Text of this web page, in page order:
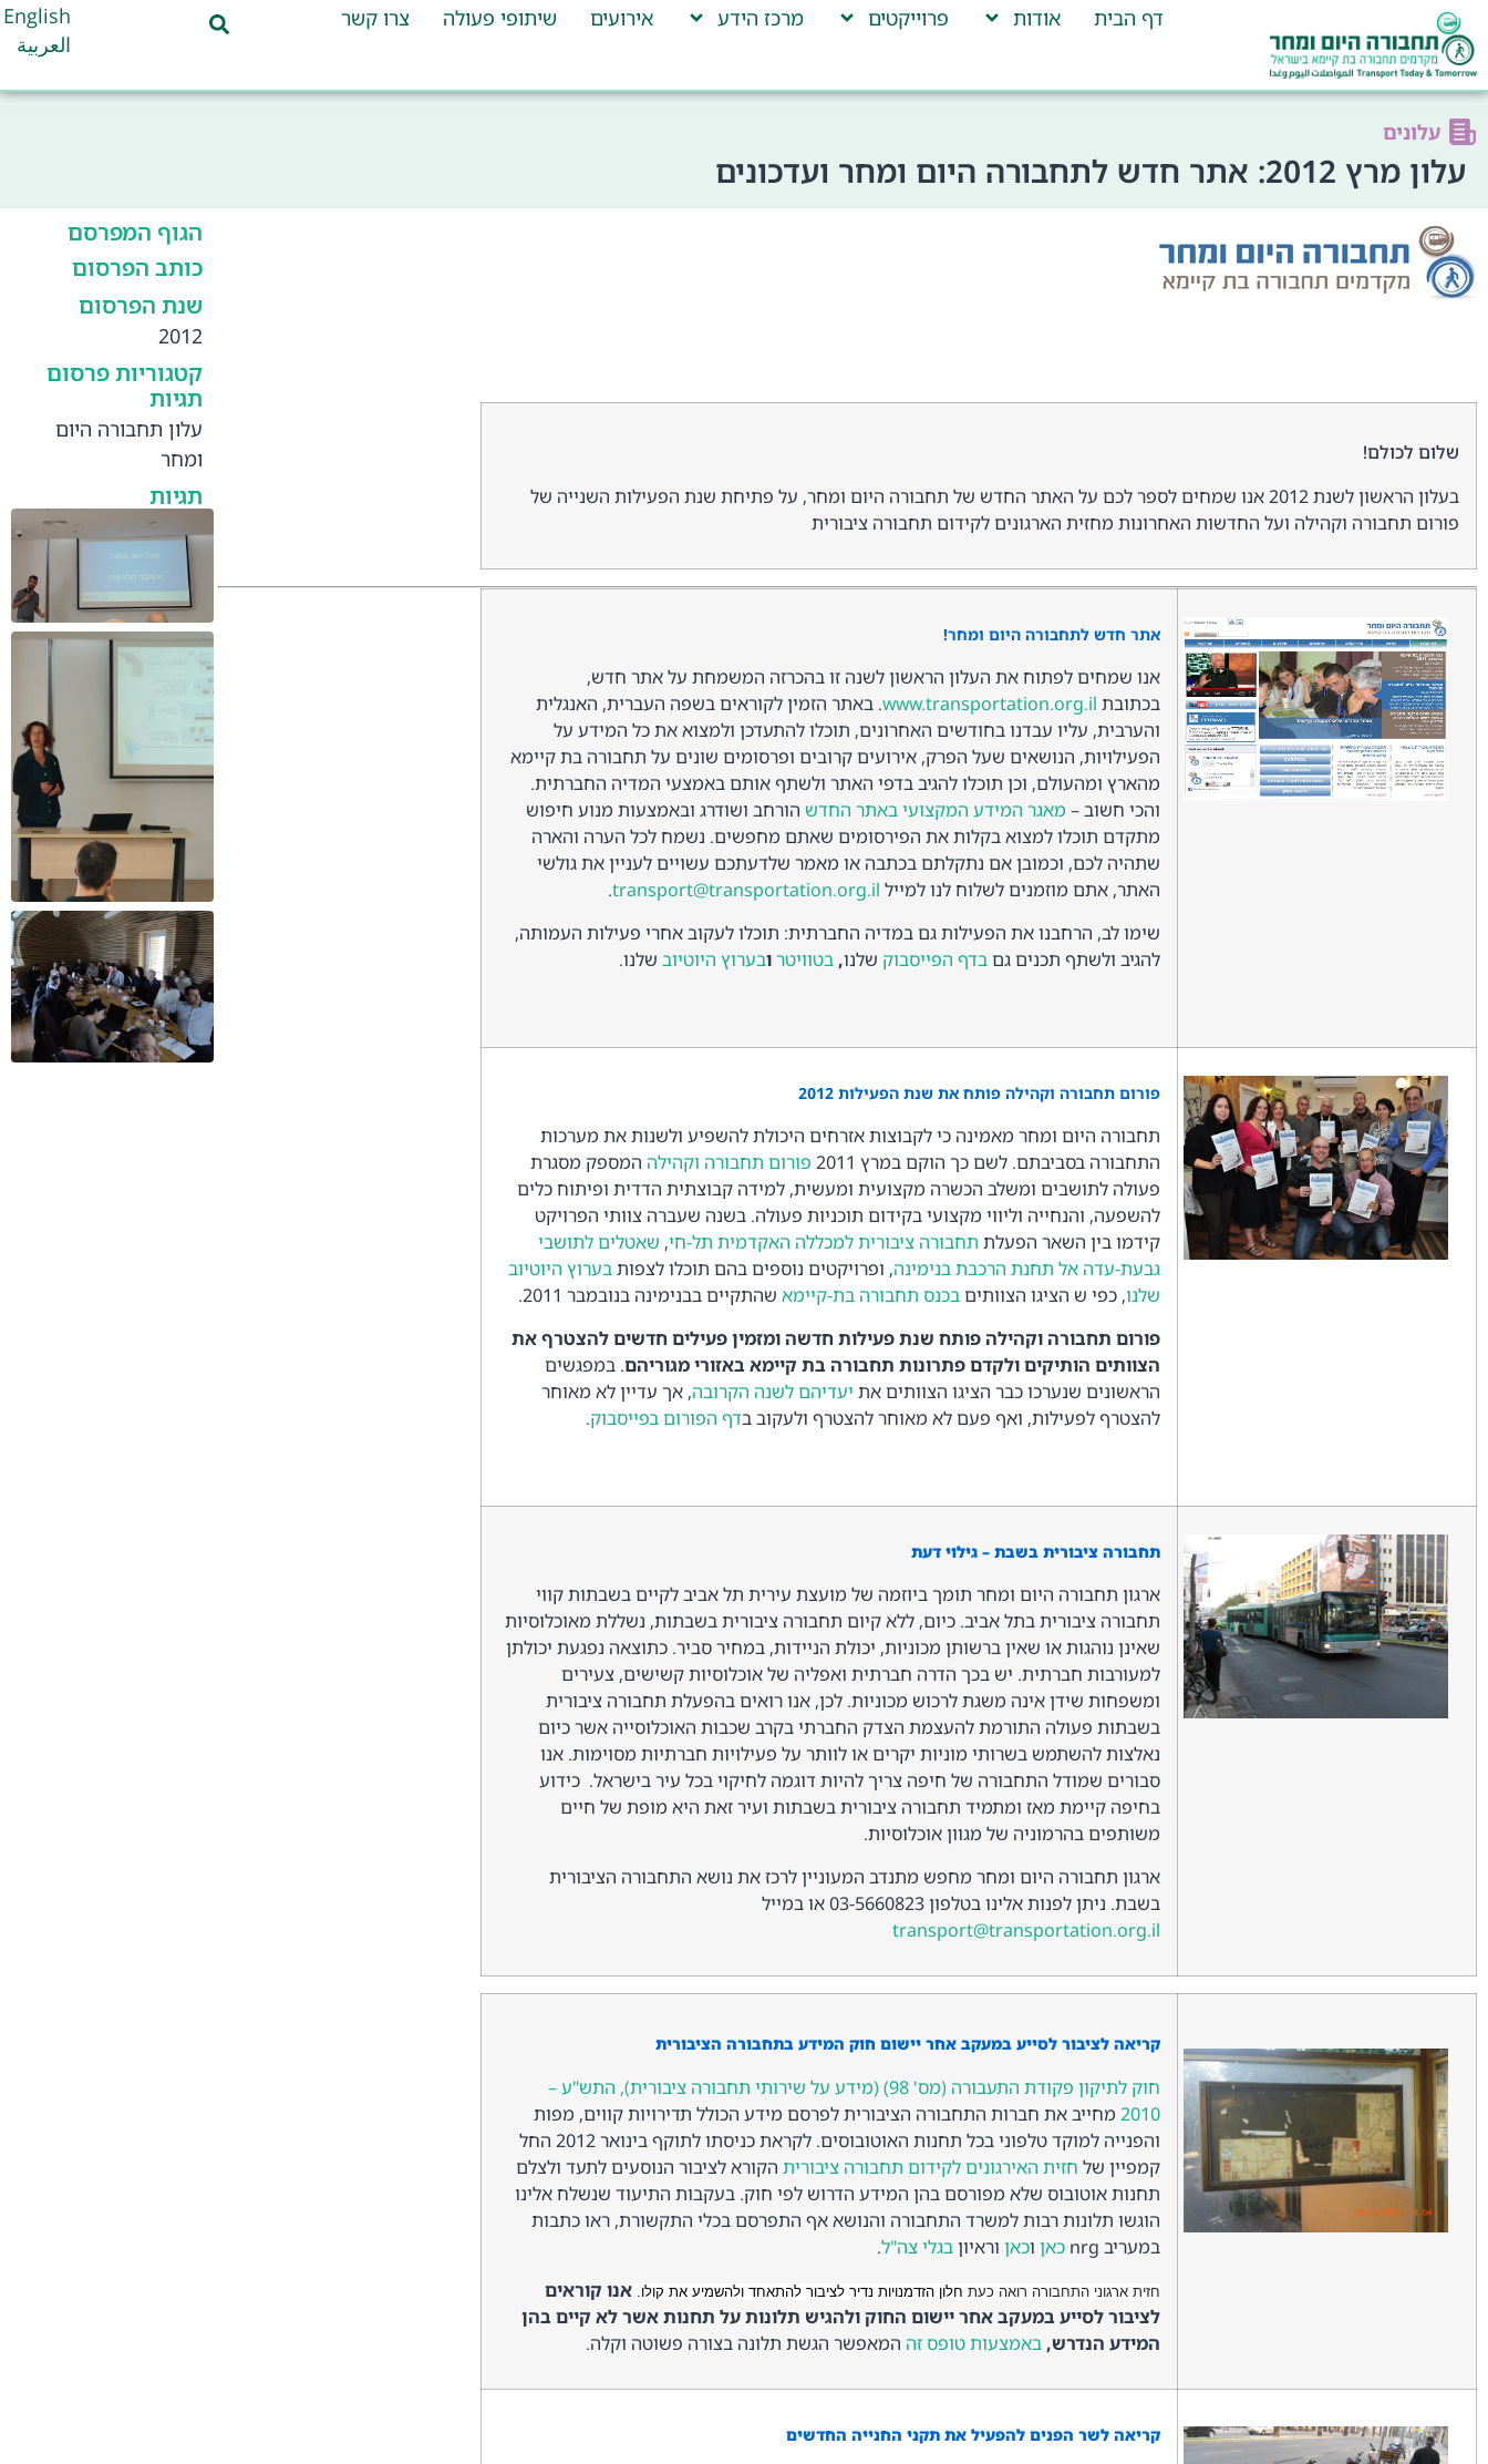
דף הבית אודות פרוייקטים מרכז הידע אירועים שיתופי פעולה צרו קשר
English
العربية
עלונים
עלון מרץ 2012: אתר חדש לתחבורה היום ומחר ועדכונים
שלום לכולם!
בעלון הראשון לשנת 2012 אנו שמחים לספר לכם על האתר החדש של תחבורה היום ומחר, על פתיחת שנת הפעילות השנייה של
פורום תחבורה וקהילה ועל החדשות האחרונות מחזית הארגונים לקידום תחבורה ציבורית
אתר חדש לתחבורה היום ומחר!
אנו שמחים לפתוח את העלון הראשון לשנה זו בהכרזה המשמחת על אתר חדש,
בכתובת www.transportation.org.il. באתר הזמין לקוראים בשפה העברית, האנגלית
והערבית, עליו עבדנו בחודשים האחרונים, תוכלו להתעדכן ולמצוא את כל המידע על
הפעילויות, הנושאים שעל הפרק, אירועים קרובים ופרסומים שונים על תחבורה בת קיימא
מהארץ ומהעולם, וכן תוכלו להגיב בדפי האתר ולשתף אותם באמצעי המדיה החברתית.
והכי חשוב – מאגר המידע המקצועי באתר החדש הורחב ושודרג ובאמצעות מנוע חיפוש
מתקדם תוכלו למצוא בקלות את הפירסומים שאתם מחפשים. נשמח לכל הערה והארה
שתהיה לכם, וכמובן אם נתקלתם בכתבה או מאמר שלדעתכם עשויים לעניין את גולשי
האתר, אתם מוזמנים לשלוח לנו למייל transport@transportation.org.il
.
שימו לב, הרחבנו את הפעילות גם במדיה החברתית: תוכלו לעקוב אחרי פעילות העמותה,
להגיב ולשתף תכנים גם בדף הפייסבוק שלנו, בטוויטרובערוץ היוטיוב שלנו.
פורום תחבורה וקהילה פותח את שנת הפעילות 2012
תחבורה היום ומחר מאמינה כי לקבוצות אזרחים היכולת להשפיע ולשנות את מערכות
התחבורה בסביבתם. לשם כך הוקם במרץ 2011
פורום תחבורה וקהילה המספק מסגרת
פעולה לתושבים ומשלב הכשרה מקצועית ומעשית, למידה קבוצתית הדדית ופיתוח כלים
להשפעה, והנחייה וליווי מקצועי בקידום תוכניות פעולה. בשנה שעברה צוותי הפרויקט
קידמו בין השאר הפעלת תחבורה ציבורית למכללה האקדמית תל-חי, שאטלים לתושבי
גבעת-עדה אל תחנת הרכבת בנימינה, ופרויקטים נוספים בהם תוכלו לצפותבערוץ היוטיוב
שלנו, כפי ש הציגו הצוותים בכנס תחבורה בת-קיימא שהתקיים בבנימינה בנובמבר 2011.
פורום תחבורה וקהילה פותח שנת פעילות חדשה ומזמין פעילים חדשים להצטרף את
הצוותים הותיקים ולקדם פתרונות תחבורה בת קיימא באזורי מגוריהם. במפגשים
הראשונים שנערכו כבר הציגו הצוותים את יעדיהם לשנה הקרובה, אך עדיין לא מאוחר
להצטרף לפעילות, ואף פעם לא מאוחר להצטרף ולעקוב בדף הפורום בפייסבוק.
תחבורה ציבורית בשבת – גילוי דעת
ארגון תחבורה היום ומחר תומך ביוזמה של מועצת עירית תל אביב לקיים בשבתות קווי
תחבורה ציבורית בתל אביב. כיום, ללא קיום תחבורה ציבורית בשבתות, נשללת מאוכלוסיות
שאינן נוהגות או שאין ברשותן מכוניות, יכולת הניידות, במחיר סביר. כתוצאה נפגעת יכולתן
למעורבות חברתית. יש בכך הדרה חברתית ואפליה של אוכלוסיות קשישים, צעירים
ומשפחות שידן אינה משגת לרכוש מכוניות. לכן, אנו רואים בהפעלת תחבורה ציבורית
בשבתות פעולה התורמת להעצמת הצדק החברתי בקרב שכבות האוכלוסייה אשר כיום
נאלצות להשתמש בשרותי מוניות יקרים או לוותר על פעילויות חברתיות מסוימות. אנו
סבורים שמודל התחבורה של חיפה צריך להיות דוגמה לחיקוי בכל עיר בישראל. כידוע
בחיפה קיימת מאז ומתמיד תחבורה ציבורית בשבתות ועיר זאת היא מופת של חיים
משותפים בהרמוניה של מגוון אוכלוסיות.
ארגון תחבורה היום ומחר מחפש מתנדב המעוניין לרכז את נושא התחבורה הציבורית
בשבת. ניתן לפנות אלינו בטלפון 03-5660823 או במייל
transport@transportation.org.il
קריאה לציבור לסייע במעקב אחר יישום חוק המידע בתחבורה הציבורית
חוק לתיקון פקודת התעבורה (מס' 98) (מידע על שירותי תחבורה ציבורית), התש"ע –
2010 מחייב את חברות התחבורה הציבורית לפרסם מידע הכולל תדירויות קווים, מפות
והפנייה למוקד טלפוני בכל תחנות האוטובוסים. לקראת כניסתו לתוקף בינואר 2012 החל
קמפיין של חזית האירגונים לקידום תחבורה ציבורית הקורא לציבור הנוסעים לתעד ולצלם
תחנות אוטובוס שלא מפורסם בהן המידע הדרוש לפי חוק. בעקבות התיעוד שנשלח אלינו
הוגשו תלונות רבות למשרד התחבורה והנושא אף התפרסם בכלי התקשורת, ראו כתבות
במעריב nrg
כאן וכאן וראיוןבגלי צה"ל.
חזית ארגוני התחבורה רואה כעת חלון הזדמנויות נדיר לציבור להתאחד ולהשמיע את קולו. אנו קוראים
לציבור לסייע במעקב אחר יישום החוק ולהגיש תלונות על תחנות אשר לא קיים בהן
המידע הנדרש, באמצעות טופס זה המאפשר הגשת תלונה בצורה פשוטה וקלה.
קריאה לשר הפנים להפעיל את תקני החנייה החדשים
הגוף המפרסם
כותב הפרסום
שנת הפרסום
2012
קטגוריות פרסום
תגיות
עלון תחבורה היום
ומחר
תגיות